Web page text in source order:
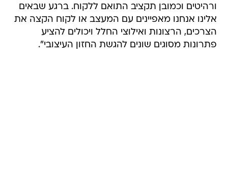
ורהיטים וכמובן תקציב התואם ללקוח. ברגע שבאים
אלינו אנחנו מאפיינים עם המעצב או לקוח הקצה את
הצרכים, הרצונות ואילוצי החלל ויכולים להציע
פתרונות מסוגים שונים להגשת החזון העיצובי".